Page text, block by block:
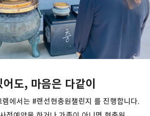
도, 마음은 다같이
에서는 #랜선현충원챌린지 를 진행합니다.